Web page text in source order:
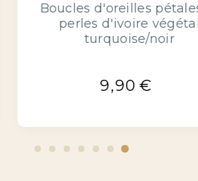
Boucles d'oreilles pétales et
perles d'ivoire végétal
orange/noir
€